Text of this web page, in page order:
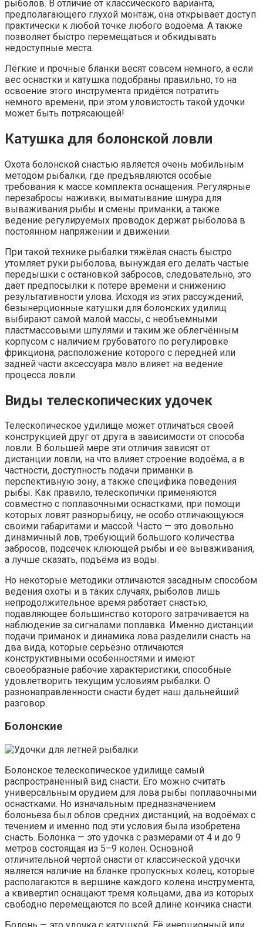
рыболов. В отличие от классического варианта,
предполагающего глухой монтаж, она открывает доступ
практически к любой точке любого водоёма. А также
позволяет быстро перемещаться и обкидывать
недоступные места.
Лёгкие и прочные бланки весят совсем немного, а если
вес оснастки и катушка подобраны правильно, то на
освоение этого инструмента придётся потратить
немного времени, при этом уловистость такой удочки
может быть потрясающей!
Катушка для болонской ловли
Охота болонской снастью является очень мобильным
методом рыбалки, где предъявляются особые
требования к массе комплекта оснащения. Регулярные
перезабросы наживки, выматывание шнура для
вываживания рыбы и смены приманки, а также
ведение регулируемых проводок держат рыболова в
постоянном напряжении и движении.
При такой технике рыбалки тяжёлая снасть быстро
утомляет руки рыболова, вынуждая его делать частые
передышки с остановкой забросов, следовательно, это
даёт предпосылки к потере времени и снижению
результативности улова. Исходя из этих рассуждений,
безынерционные катушки для болонских удилищ
выбирают самой малой массы, с необъемными
пластмассовыми шпулями и таким же облегчённым
корпусом с наличием грубоватого по регулировке
фрикциона, расположение которого с передней или
задней части аксессуара мало влияет на ведение
процесса ловли.
Виды телескопических удочек
Телескопическое удилище может отличаться своей
конструкцией друг от друга в зависимости от способа
ловли. В большей мере эти отличия зависят от
дистанции ловли, на что влияет строение водоёма, а в
частности, доступность подачи приманки в
перспективную зону, а также специфика поведения
рыбы. Как правило, телескопички применяются
совместно с поплавочными оснастками, при помощи
которых ловят разнорыбицу, не особо отличающуюся
своими габаритами и массой. Часто — это довольно
динамичный лов, требующий большого количества
забросов, подсечек клюющей рыбы и её вываживания,
а лучше сказать, подъёма из воды.
Но некоторые методики отличаются засадным способом
ведения охоты и в таких случаях, рыболов лишь
непродолжительное время работает снастью,
подавляющее большинство которого затрачивается на
наблюдение за сигналами поплавка. Именно дистанции
подачи приманок и динамика лова разделили снасть на
два вида, которые серьёзно отличаются
конструктивными особенностями и имеют
своеобразные рабочие характеристики, способные
удовлетворить текущим условиям рыбалки. О
разнонаправленности снасти будет наш дальнейший
разговор.
Болонские
Болонское телескопическое удилище самый
распространённый вид снасти. Его можно считать
универсальным орудием для лова рыбы поплавочными
оснастками. Но изначальным предназначением
болоньеза был облов средних дистанций, на водоёмах с
течением и именно под эти условия была изобретена
снасть. Болонка — это удочка с размерами от 4 и до 9
метров состоящая из 5–9 колен. Основной
отличительной чертой снасти от классической удочки
является наличие на бланке пропускных колец, которые
располагаются в вершине каждого колена инструмента,
а квивертип оснащают тремя кольцами, два из которых
свободно перемещаются по всей длине кончика снасти.